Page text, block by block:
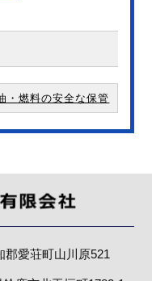
・燃料の安全な保管
のために
郡愛荘町山川原521